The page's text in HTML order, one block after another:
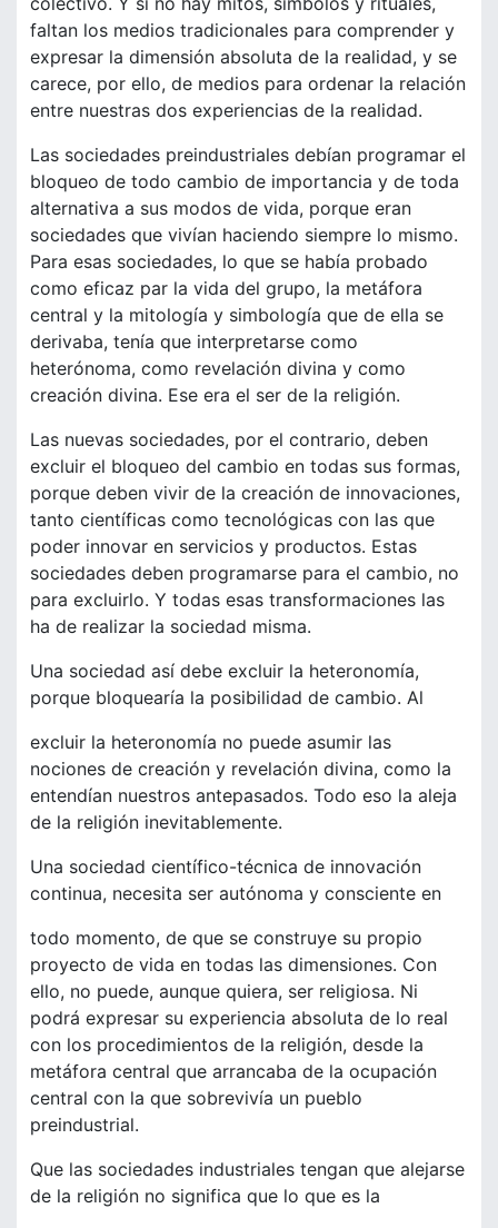
faltan los medios tradicionales para comprender y
expresar la dimensión absoluta de la realidad, y se
carece, por ello, de medios para ordenar la relación
entre nuestras dos experiencias de la realidad.
Las sociedades preindustriales debían programar el
bloqueo de todo cambio de importancia y de toda
alternativa a sus modos de vida, porque eran
sociedades que vivían haciendo siempre lo mismo.
Para esas sociedades, lo que se había probado
como eficaz par la vida del grupo, la metáfora
central y la mitología y simbología que de ella se
derivaba, tenía que interpretarse como
heterónoma, como revelación divina y como
creación divina. Ese era el ser de la religión.
Las nuevas sociedades, por el contrario, deben
excluir el bloqueo del cambio en todas sus formas,
porque deben vivir de la creación de innovaciones,
tanto científicas como tecnológicas con las que
poder innovar en servicios y productos. Estas
sociedades deben programarse para el cambio, no
para excluirlo. Y todas esas transformaciones las
ha de realizar la sociedad misma.
Una sociedad así debe excluir la heteronomía,
porque bloquearía la posibilidad de cambio. Al
excluir la heteronomía no puede asumir las
nociones de creación y revelación divina, como la
entendían nuestros antepasados. Todo eso la aleja
de la religión inevitablemente.
Una sociedad científico-técnica de innovación
continua, necesita ser autónoma y consciente en
todo momento, de que se construye su propio
proyecto de vida en todas las dimensiones. Con
ello, no puede, aunque quiera, ser religiosa. Ni
podrá expresar su experiencia absoluta de lo real
con los procedimientos de la religión, desde la
metáfora central que arrancaba de la ocupación
central con la que sobrevivía un pueblo
preindustrial.
Que las sociedades industriales tengan que alejarse
de la religión no significa que lo que es la